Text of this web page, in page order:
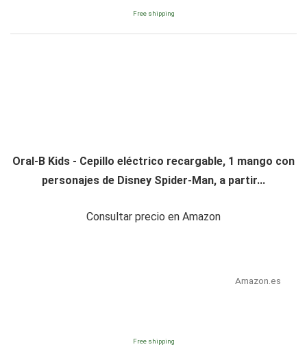
Free shipping
Oral-B Kids - Cepillo eléctrico recargable, 1 mango con
personajes de Disney Spider-Man, a partir...
Consultar precio en Amazon
Amazon.es
Free shipping